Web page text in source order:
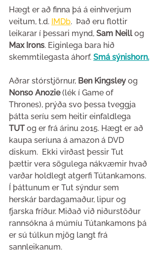
Hægt er að finna þá á einhverjum
veitum, t.d. IMDb.  Það eru flottir
leikarar í þessari mynd, Sam Neill og
Max Irons. Eiginlega bara hið
skemmtilegasta áhorf. Smá sýnishorn.
Aðrar stórstjörnur, Ben Kingsley og
Nonso Anozie (lék í Game of
Thrones), prýða svo þessa tveggja
þátta seríu sem heitir einfaldlega
TUT og er frá árinu 2015. Hægt er að
kaupa seríuna á amazon á DVD
diskum.  Ekki virðast þessir Tut
þættir vera sögulega nákvæmir hvað
varðar holdlegt atgerfi Tútankamons.
Í þáttunum er Tut sýndur sem
herskár bardagamaður, lipur og
fjarska fríður. Miðað við niðurstöður
rannsókna á múmíu Tútankamons þá
er sú túlkun mjög langt frá
sannleikanum.